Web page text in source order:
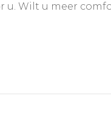
u. Wilt u meer